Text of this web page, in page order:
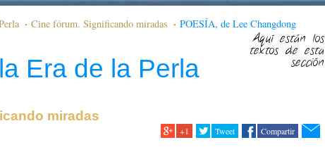
Cine fórum. Significando miradas POESÍA, de Lee Changdong
Aquí están los
textos de esta
sección
Era de la Perla
miradas
+1 Tweet Compartir